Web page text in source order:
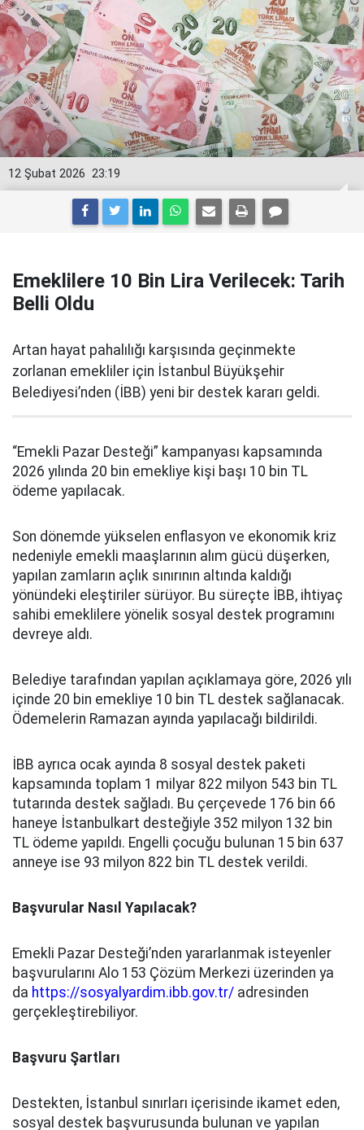
23:19
12 Şubat 2026
Emeklilere 10 Bin Lira Verilecek: Tarih
Belli Oldu
Artan hayat pahalılığı karşısında geçinmekte
zorlanan emekliler için İstanbul Büyükşehir
Belediyesi’nden (İBB) yeni bir destek kararı geldi.
“Emekli Pazar Desteği” kampanyası kapsamında
2026 yılında 20 bin emekliye kişi başı 10 bin TL
ödeme yapılacak.
Son dönemde yükselen enflasyon ve ekonomik kriz
nedeniyle emekli maaşlarının alım gücü düşerken,
yapılan zamların açlık sınırının altında kaldığı
yönündeki eleştiriler sürüyor. Bu süreçte İBB, ihtiyaç
sahibi emeklilere yönelik sosyal destek programını
devreye aldı.
Belediye tarafından yapılan açıklamaya göre, 2026 yılı
içinde 20 bin emekliye 10 bin TL destek sağlanacak.
Ödemelerin Ramazan ayında yapılacağı bildirildi.
İBB ayrıca ocak ayında 8 sosyal destek paketi
kapsamında toplam 1 milyar 822 milyon 543 bin TL
tutarında destek sağladı. Bu çerçevede 176 bin 66
haneye İstanbulkart desteğiyle 352 milyon 132 bin
TL ödeme yapıldı. Engelli çocuğu bulunan 15 bin 637
anneye ise 93 milyon 822 bin TL destek verildi.
Başvurular Nasıl Yapılacak?
Emekli Pazar Desteği’nden yararlanmak isteyenler
başvurularını Alo 153 Çözüm Merkezi üzerinden ya
da https://sosyalyardim.ibb.gov.tr/ adresinden
gerçekleştirebiliyor.
Başvuru Şartları
Destekten, İstanbul sınırları içerisinde ikamet eden,
sosyal destek başvurusunda bulunan ve yapılan